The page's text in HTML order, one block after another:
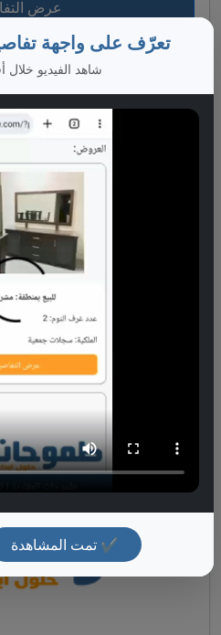
تعرّف على واجهة
شاهد الفيديو
✔ تمت المشاهدة
عرض
للبيع
عرض